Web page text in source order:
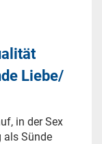
Liebe/
in der Sex
als Sünde